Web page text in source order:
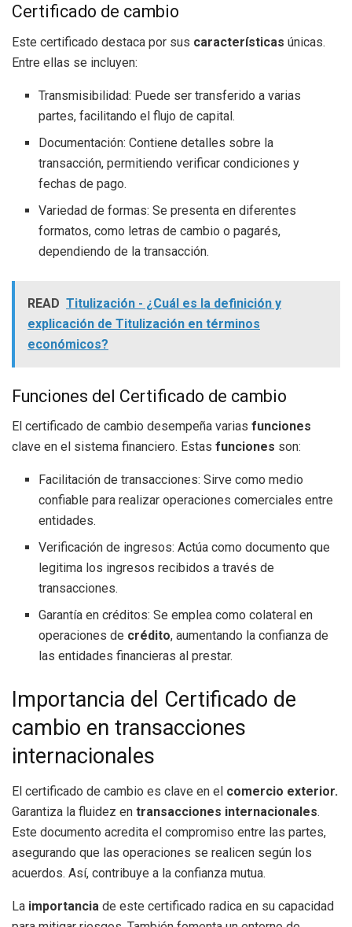
Certificado de cambio
Este certificado destaca por sus características únicas.
Entre ellas se incluyen:
Transmisibilidad: Puede ser transferido a varias
partes, facilitando el flujo de capital.
Documentación: Contiene detalles sobre la
transacción, permitiendo verificar condiciones y
fechas de pago.
Variedad de formas: Se presenta en diferentes
formatos, como letras de cambio o pagarés,
dependiendo de la transacción.
READ Titulización - ¿Cuál es la definición y
explicación de Titulización en términos
económicos?
Funciones del Certificado de cambio
El certificado de cambio desempeña varias funciones
clave en el sistema financiero. Estas funciones son:
Facilitación de transacciones: Sirve como medio
confiable para realizar operaciones comerciales entre
entidades.
Verificación de ingresos: Actúa como documento que
legitima los ingresos recibidos a través de
transacciones.
Garantía en créditos: Se emplea como colateral en
operaciones de crédito, aumentando la confianza de
las entidades financieras al prestar.
Importancia del Certificado de
cambio en transacciones
internacionales
El certificado de cambio es clave en el comercio exterior.
Garantiza la fluidez en transacciones internacionales.
Este documento acredita el compromiso entre las partes,
asegurando que las operaciones se realicen según los
acuerdos. Así, contribuye a la confianza mutua.
La importancia de este certificado radica en su capacidad